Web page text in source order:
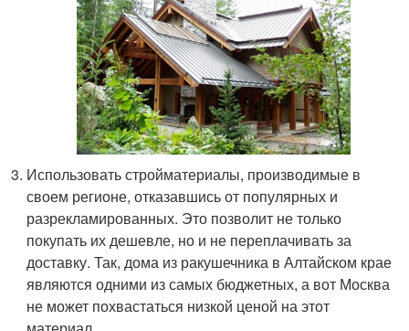
Использовать стройматериалы, производимые в
своем регионе, отказавшись от популярных и
разрекламированных. Это позволит не только
покупать их дешевле, но и не переплачивать за
доставку. Так, дома из ракушечника в Алтайском крае
являются одними из самых бюджетных, а вот Москва
не может похвастаться низкой ценой на этот